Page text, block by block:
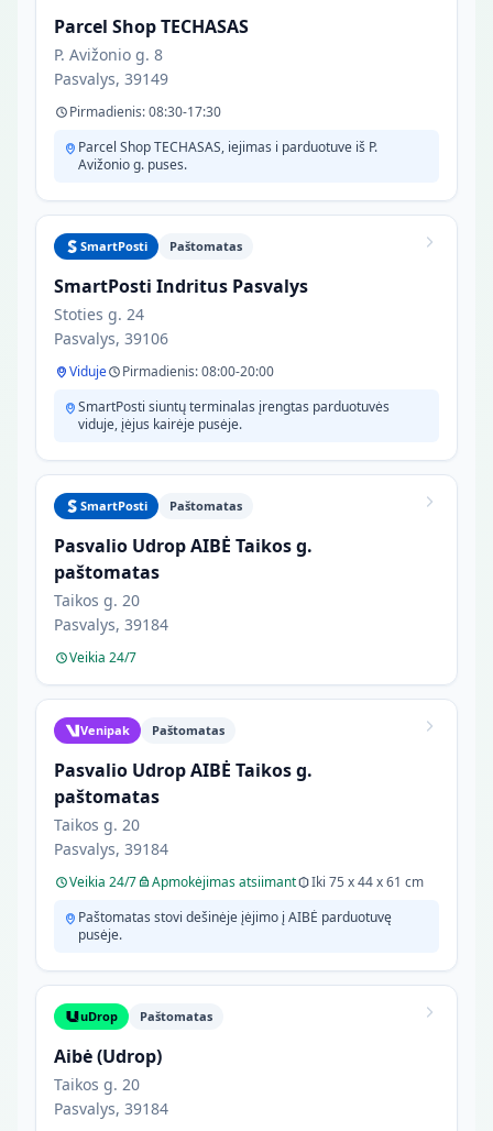
Parcel Shop TECHASAS
P. Avižonio g. 8
Pasvalys, 39149
Pirmadienis: 08:30-17:30
Parcel Shop TECHASAS, iejimas i parduotuve iš P.
Avižonio g. puses.
SmartPosti Paštomatas
SmartPosti Indritus Pasvalys
Stoties g. 24
Pasvalys, 39106
Viduje
Pirmadienis: 08:00-20:00
SmartPosti siuntų terminalas įrengtas parduotuvės
viduje, įėjus kairėje pusėje.
SmartPosti Paštomatas
Pasvalio Udrop AIBĖ Taikos g.
paštomatas
Taikos g. 20
Pasvalys, 39184
Veikia 24/7
Venipak Paštomatas
Pasvalio Udrop AIBĖ Taikos g.
paštomatas
Taikos g. 20
Pasvalys, 39184
Veikia 24/7 Apmokėjimas atsiimant
Iki 75 x 44 x 61 cm
Paštomatas stovi dešinėje įėjimo į AIBĖ parduotuvę
pusėje.
uDrop Paštomatas
Aibė (Udrop)
Taikos g. 20
Pasvalys, 39184